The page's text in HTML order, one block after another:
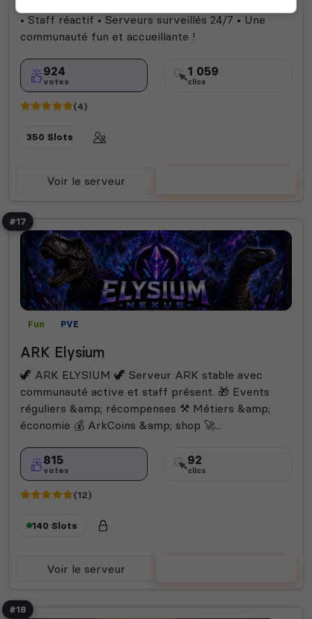
• Staff réactif • Serveurs surveillés 24/7 • Une
communauté fun et accueillante !
924
votes
1 059
clics
(4)
350 Slots
Voir le serveur
#17
Fun PVE
ARK Elysium
🦖 ARK ELYSIUM 🦖 Serveur ARK stable avec
communauté active et staff présent. 🎁 Events
réguliers &amp; récompenses ⚒️ Métiers &amp;
économie 💰 ArkCoins &amp; shop 🚀...
815
votes
92
clics
(12)
140 Slots
Voir le serveur
#18